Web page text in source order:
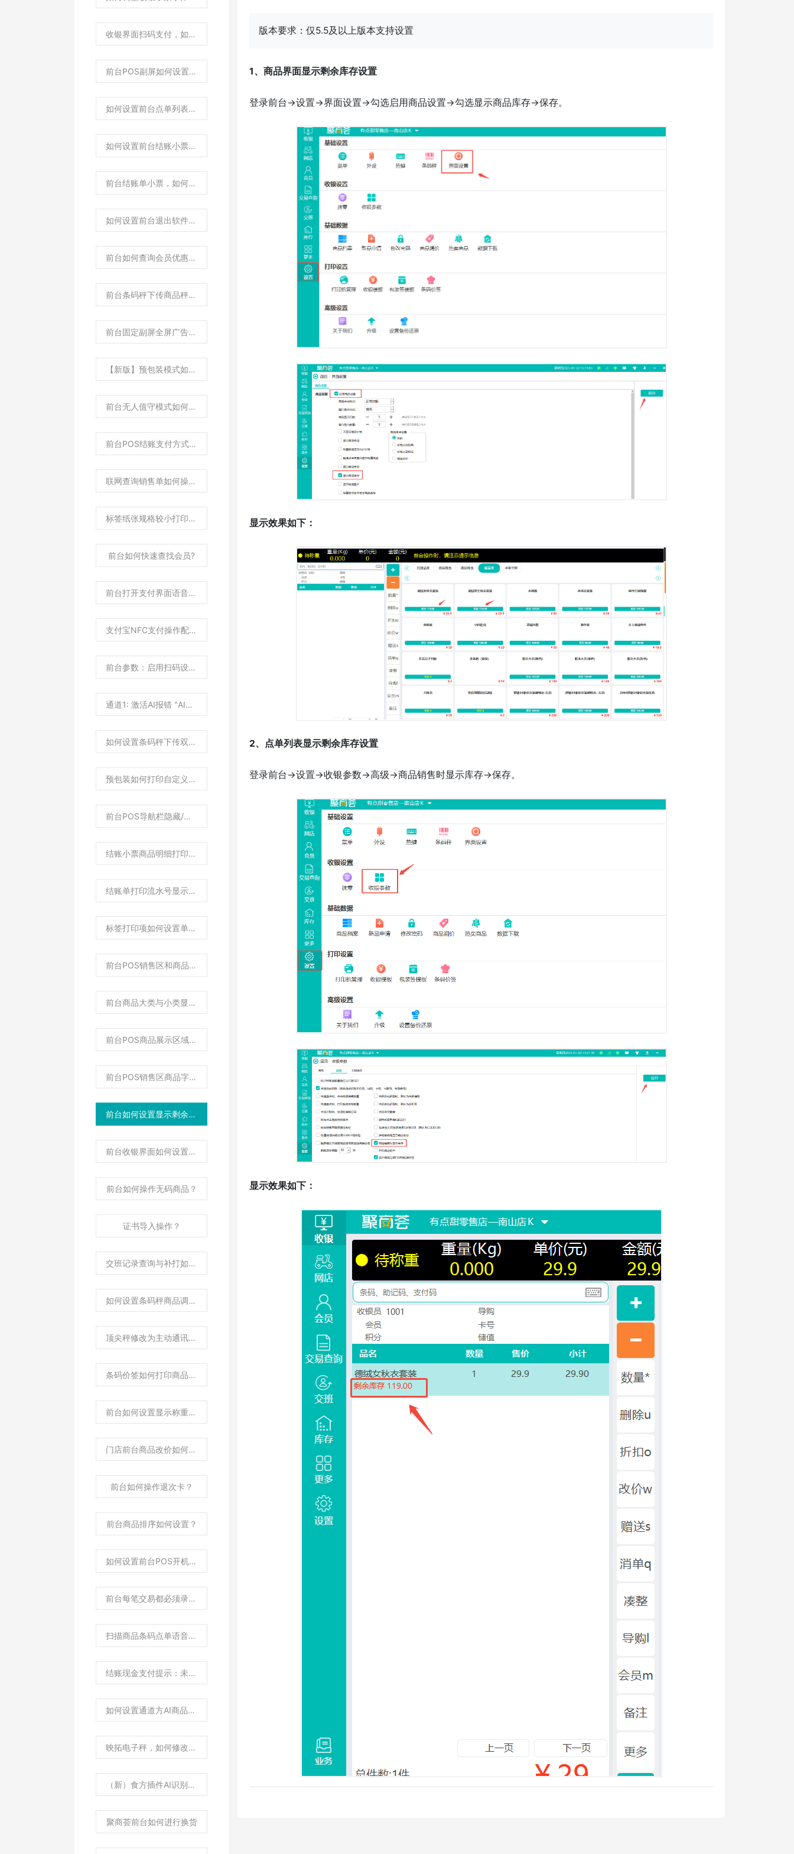
收银界面扫码支付，如何隐藏不显示结账界面？
前台POS副屏如何设置应付金额显示抹零前还是抹零后金额？
如何设置前台点单列表里的数量/价格/小计金额，小数点后不显示数值0？
如何设置前台结账小票里的数量/价格/小计金额小数点后不显示数值0？
前台结账单小票，如何设置打印销售单号条码？
如何设置前台退出软件自动关机？
前台如何查询会员优惠券？
前台条码秤下传商品秤内码取条码后4位如何设置？
前台固定副屏全屏广告如何设置？
【新版】预包装模式如何设置？
前台无人值守模式如何进行设置？
前台POS结账支付方式如何设置为两列显示？
联网查询销售单如何操作?
标签纸张规格较小打印条形码不全如何处理？
前台如何快速查找会员?
前台打开支付界面语音提示“请出示付款码"如何设置？
支付宝NFC支付操作配置说明？
前台参数：启用扫码设备识别有什么作用？
通道1: 激活AI报错 "AI秤SDK安装文件解压异常"？
如何设置条码秤下传双倍商品价格？
预包装如何打印自定义属性内容？
前台POS导航栏隐藏/菜单栏单双列如何设置？
结账小票商品明细打印如何设置倍高倍宽？
结账单打印流水号显示为空？
标签打印项如何设置单独打印颜色和尺码？
前台POS销售区和商品区域显示宽度如何调整？
前台商品大类与小类显示位置布局如何调整？
前台POS商品展示区域字体大小如何调整？
前台POS销售区商品字体大小如何调整？
前台如何设置显示剩余库存？
前台收银界面如何设置显示商品图片？
前台如何操作无码商品？
证书导入操作？
交班记录查询与补打如何操作？
如何设置条码秤商品调价后自动传秤？
顶尖秤修改为主动通讯协议操作？
条码价签如何打印商品属性内容？
前台如何设置显示称重商品市斤价格及市斤单位？
门店前台商品改价如何同步后台更新零售价？
前台如何操作退次卡？
前台商品排序如何设置？
如何设置前台POS开机启动?
前台每笔交易都必须录入会员如何设置？
扫描商品条码点单语音播报设置
结账现金支付提示：未付全款或未全额付款，请检查？
如何设置通道方AI商品云端图片库优先？
映拓电子秤，如何修改为主动通讯协议？
（新）食方插件AI识别程序如何进行使用？
聚商荟前台如何进行换货
版本要求：仅5.5及以上版本支持设置
1、商品界面显示剩余库存设置
登录前台->设置->界面设置->勾选启用商品设置->勾选显示商品库存->保存。
显示效果如下：
2、点单列表显示剩余库存设置
登录前台->设置->收银参数->高级->商品销售时显示库存->保存。
显示效果如下：